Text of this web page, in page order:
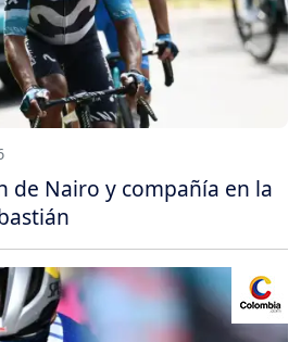
de Nairo y compañía en la